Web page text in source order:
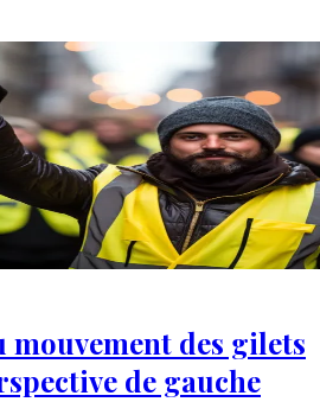
mouvement des gilets
de gauche